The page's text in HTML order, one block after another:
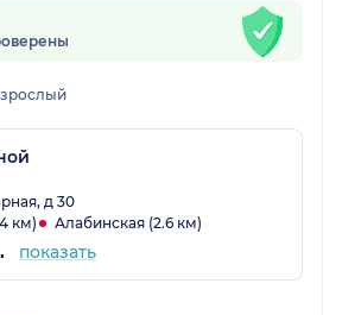
д 30
км)
Алабинская (2.6 км)
83 показать